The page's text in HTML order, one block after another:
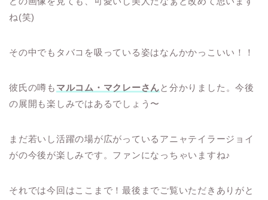
ね(笑)
その中でもタバコを吸っている姿はなんかかっこいい！！
彼氏の噂も マルコム・マクレーさんと分かりました。今後
の展開も楽しみではあるでしょう〜
まだ若いし活躍の場が広がっているアニャテイラージョイ
がの今後が楽しみです。ファンになっちゃいますね♪
それでは今回はここまで！最後までご覧いただきありがと